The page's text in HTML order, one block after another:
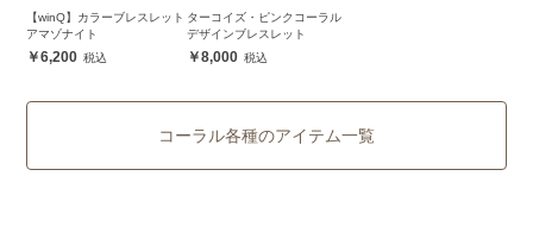
【winQ】カラーブレスレット
アマゾナイト
6,200
ターコイズ・ピンクコーラル
デザインブレスレット
8,000
コーラル各種のアイテム一覧